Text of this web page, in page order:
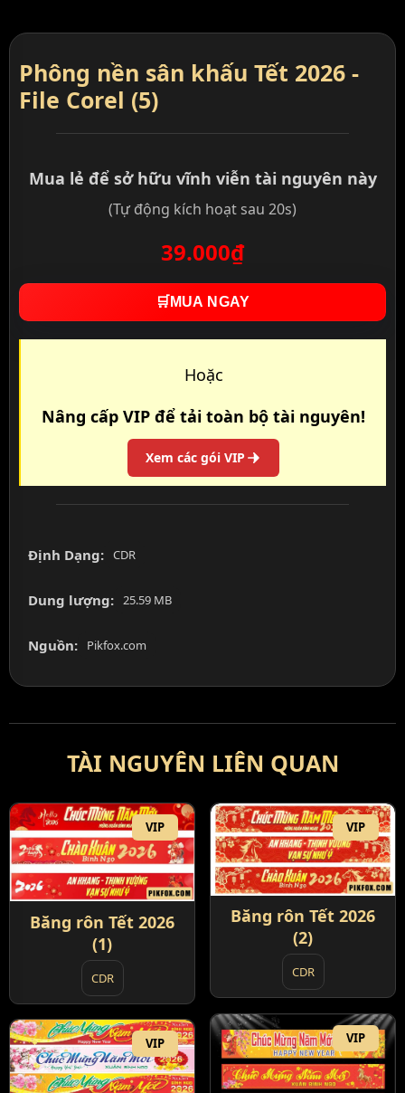
Phông nền sân khấu Tết 2026 -
File Corel (5)
Mua lẻ để sở hữu vĩnh viễn tài nguyên này
(Tự động kích hoạt sau 20s)
39.000₫
🛒 MUA NGAY
Hoặc
Nâng cấp VIP để tải toàn bộ tài nguyên!
Xem các gói VIP
Định Dạng: CDR
Dung lượng: 25.59 MB
Nguồn: Pikfox.com
TÀI NGUYÊN LIÊN QUAN
VIP
Băng rôn Tết 2026
(1)
CDR
VIP
Băng rôn Tết 2026
(2)
CDR
VIP
VIP